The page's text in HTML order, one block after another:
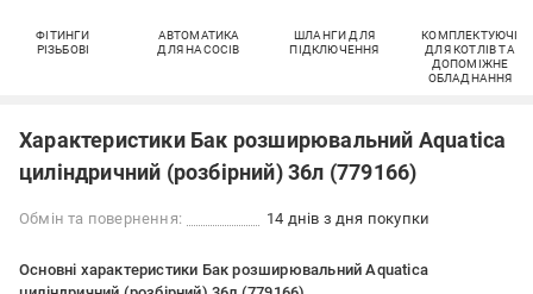
ФІТИНГИ
РІЗЬБОВІ
АВТОМАТИКА
ДЛЯ НАСОСІВ
ШЛАНГИ ДЛЯ
ПІДКЛЮЧЕННЯ
КОМПЛЕКТУЮЧІ
ДЛЯ КОТЛІВ ТА
ДОПОМІЖНЕ
ОБЛАДНАННЯ
Характеристики Бак розширювальний Aquatica
циліндричний (розбірний) 36л (779166)
Обмін та повернення: 14 днів з дня покупки
Основні характеристики Бак розширювальний Aquatica